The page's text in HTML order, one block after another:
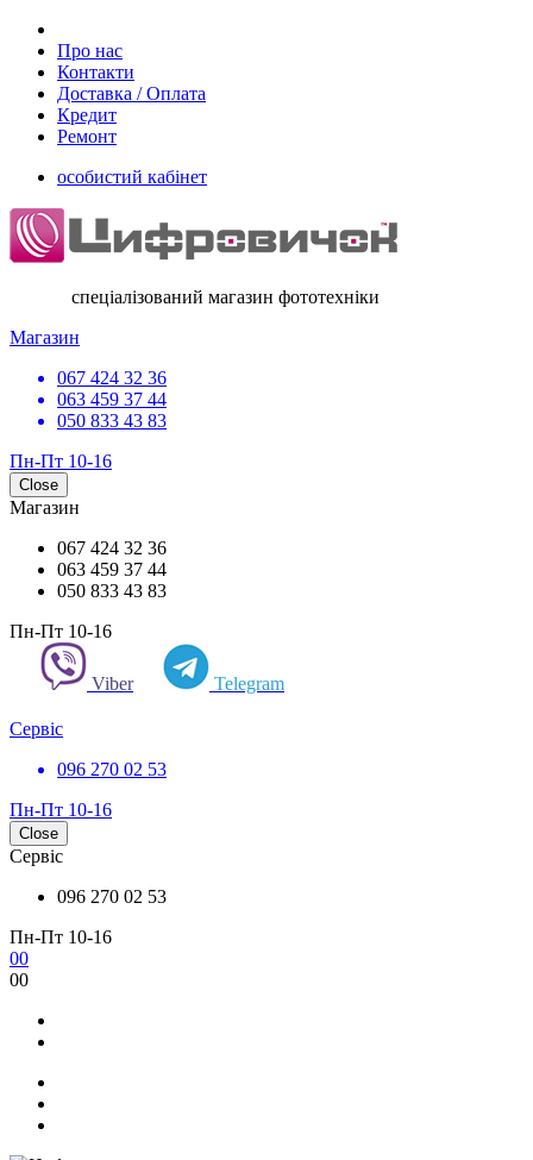
Про нас
Контакти
Доставка / Оплата
Кредит
Ремонт
особистий кабінет
спеціалізований магазин фототехніки
Магазин
067 424 32 36
063 459 37 44
050 833 43 83
Пн-Пт 10-16
Close
Магазин
067 424 32 36
063 459 37 44
050 833 43 83
Пн-Пт 10-16
Viber Telegram
Сервіс
096 270 02 53
Пн-Пт 10-16
Close
Сервіс
096 270 02 53
Пн-Пт 10-16
00
00